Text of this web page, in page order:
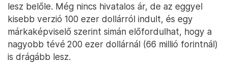
lesz belőle. Még nincs hivatalos ár, de az eggyel
kisebb verzió 100 ezer dollárról indult, és egy
márkaképviselő szerint simán előfordulhat, hogy a
nagyobb tévé 200 ezer dollárnál (66 millió forintnál)
is drágább lesz.